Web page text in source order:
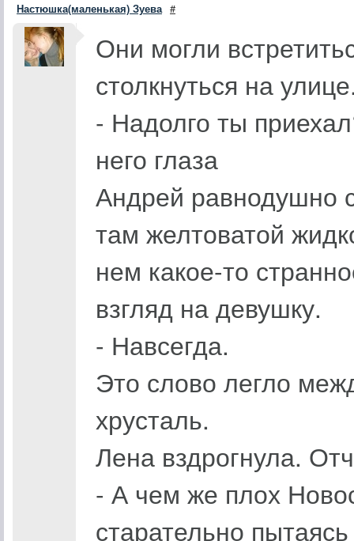
Настюшка(маленькая) Зуева #
Они могли
столкнуться на
- Надолго ты
него глаза
Андрей равнодушно
там желтоватой
нем какое-то
взгляд на девушку.
- Навсегда.
Это слово легло
хрусталь.
Лена вздрогнула.
- А чем же плох
старательно